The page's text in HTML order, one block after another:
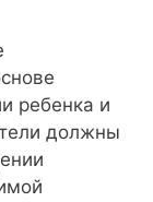
ребенка и
должны